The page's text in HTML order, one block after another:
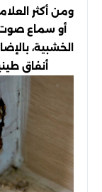
ومن أكثر
أو سماع صوت
الخشبية،
أنفاق